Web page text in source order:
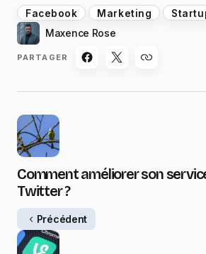
Facebook Marketing
Maxence Rose
PARTAGER
Comment améliorer son
Twitter ?
Précédent